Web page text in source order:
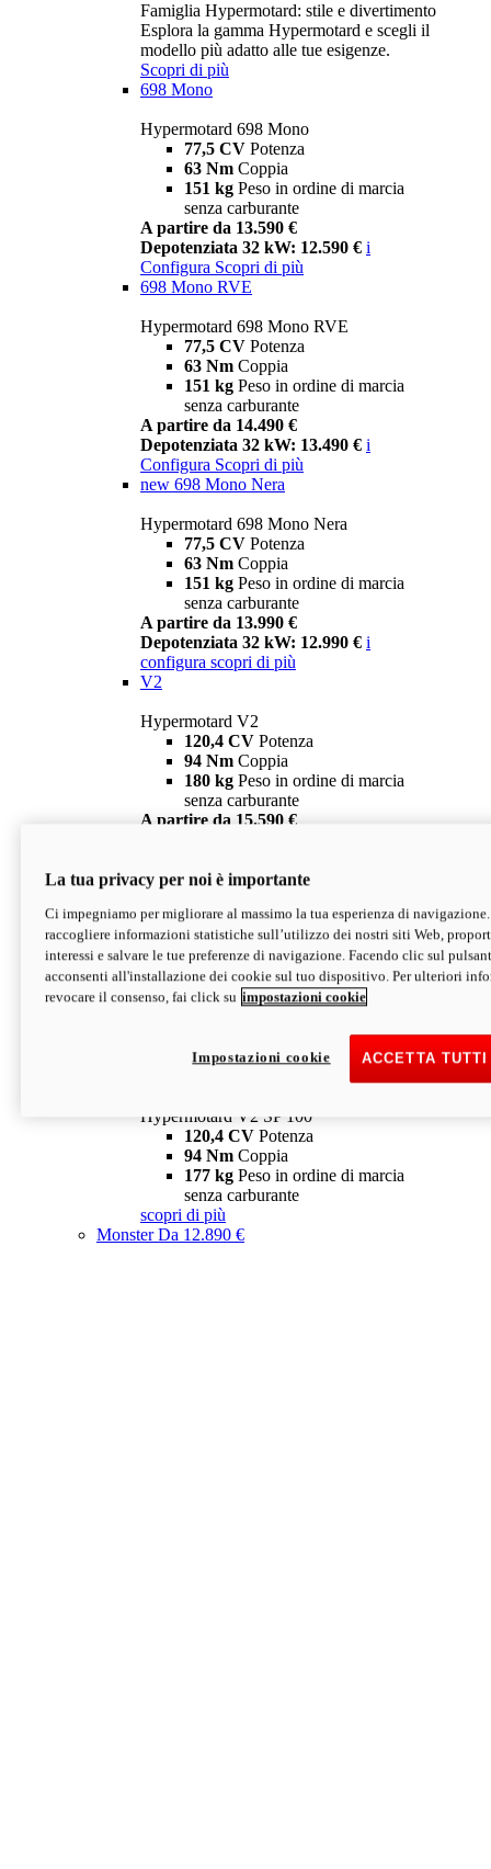
Famiglia Hypermotard: stile e divertimento
Esplora la gamma Hypermotard e scegli il
modello più adatto alle tue esigenze.
Scopri di più
698 Mono
Hypermotard 698 Mono
77,5 CV Potenza
63 Nm Coppia
151 kg Peso in ordine di marcia
senza carburante
A partire da 13.590 €
Depotenziata 32 kW: 12.590 € i
Configura Scopri di più
698 Mono RVE
Hypermotard 698 Mono RVE
77,5 CV Potenza
63 Nm Coppia
151 kg Peso in ordine di marcia
senza carburante
A partire da 14.490 €
Depotenziata 32 kW: 13.490 € i
Configura Scopri di più
new 698 Mono Nera
Hypermotard 698 Mono Nera
77,5 CV Potenza
63 Nm Coppia
151 kg Peso in ordine di marcia
senza carburante
A partire da 13.990 €
Depotenziata 32 kW: 12.990 € i
configura scopri di più
V2
Hypermotard V2
120,4 CV Potenza
94 Nm Coppia
180 kg Peso in ordine di marcia
senza carburante
A partire da 15.590 €
V2 SP
Hypermotard V2 SP
120,4 CVPotenza
94 NmCoppia
177 kgPeso in ordine di marcia
senza carburante
Depotenziata 35 kW: 18.890 € i
configura scopri di più
Hypermotard V2 SP 100
120,4 CV Potenza
94 Nm Coppia
177 kg Peso in ordine di marcia
senza carburante
scopri di più
MonsterDa 12.890 €
La tua privacy per noi è importante
Ci impegniamo per migliorare al massimo la tua esperienza di
raccogliere informazioni statistiche sull’utilizzo dei nostri siti Web,
interessi e salvare le tue preferenze di navigazione. Facendo clic sul
acconsenti all'installazione dei cookie sul tuo dispositivo. Per ulteriori
revocare il consenso, fai click su impostazioni cookie
ACCETTA
Impostazioni cookie